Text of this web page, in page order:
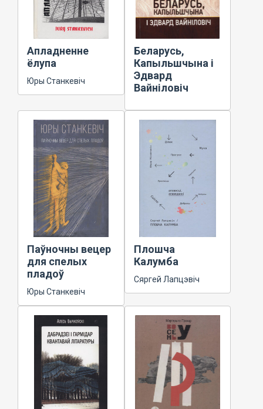
Апладненне
ёлупа
Юры Станкевіч
Беларусь,
Капыльшчына і
Эдвард
Вайніловіч
Паўночны вецер
для спелых
пладоў
Юры Станкевіч
Плошча
Калумба
Сяргей Лапцэвіч